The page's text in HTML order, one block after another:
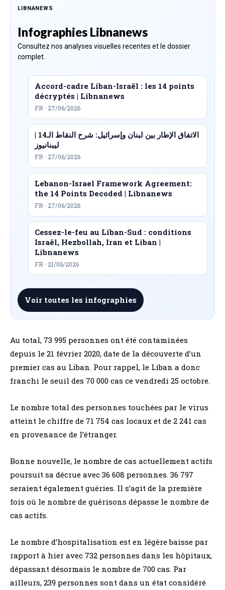
LIBNANEWS
Infographies Libnanews
Consultez nos analyses visuelles recentes et le dossier
complet.
Accord-cadre Liban-Israël : les 14 points
décryptés | Libnanews
FR · 27/06/2026
الاتفاق الإطار بين لبنان وإسرائيل: شرح النقاط الـ14 |
ليبنانيوز
FR · 27/06/2026
Lebanon-Israel Framework Agreement:
the 14 Points Decoded | Libnanews
FR · 27/06/2026
Cessez-le-feu au Liban-Sud : conditions
Israël, Hezbollah, Iran et Liban |
Libnanews
FR · 21/06/2026
Voir toutes les infographies
Au total, 73 995 personnes ont été contaminées
depuis le 21 février 2020, date de la découverte d’un
premier cas au Liban. Pour rappel, le Liban a donc
franchi le seuil des 70 000 cas ce vendredi 25 octobre.
Le nombre total des personnes touchées par le virus
atteint le chiffre de 71 754 cas locaux et de 2 241 cas
en provenance de l’étranger.
Bonne nouvelle, le nombre de cas actuellement actifs
poursuit sa décrue avec 36 608 personnes. 36 797
seraient également guéries. Il s’agit de la première
fois où le nombre de guérisons dépasse le nombre de
cas actifs.
Le nombre d’hospitalisation est en légère baisse par
rapport à hier avec 732 personnes dans les hôpitaux,
dépassant désormais le nombre de 700 cas. Par
ailleurs, 239 personnes sont dans un état considéré